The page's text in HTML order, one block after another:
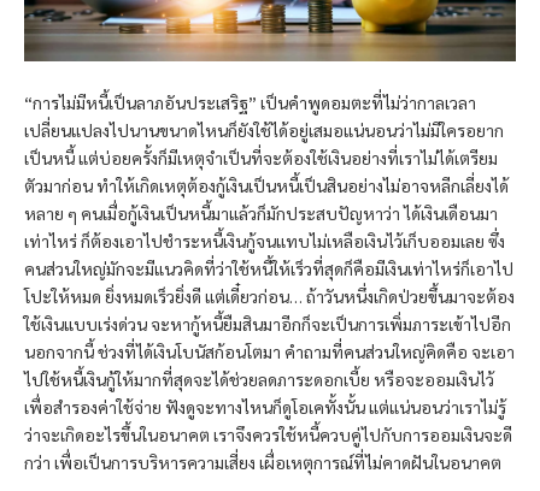
“การไม่มีหนี้เป็นลาภอันประเสริฐ” เป็นคำพูดอมตะที่ไม่ว่ากาลเวลา
เปลี่ยนแปลงไปนานขนาดไหนก็ยังใช้ได้อยู่เสมอแน่นอนว่าไม่มีใครอยาก
เป็นหนี้ แต่บ่อยครั้งก็มีเหตุจำเป็นที่จะต้องใช้เงินอย่างที่เราไม่ได้เตรียม
ตัวมาก่อน ทำให้เกิดเหตุต้องกู้เงินเป็นหนี้เป็นสินอย่างไม่อาจหลีกเลี่ยงได้
หลาย ๆ คนเมื่อกู้เงินเป็นหนี้มาแล้วก็มักประสบปัญหาว่า ได้เงินเดือนมา
เท่าไหร่ ก็ต้องเอาไปชำระหนี้เงินกู้จนแทบไม่เหลือเงินไว้เก็บออมเลย ซึ่ง
คนส่วนใหญ่มักจะมีแนวคิดที่ว่าใช้หนี้ให้เร็วที่สุดก็คือมีเงินเท่าไหร่ก็เอาไป
โปะให้หมด ยิ่งหมดเร็วยิ่งดี แต่เดี๋ยวก่อน… ถ้าวันหนึ่งเกิดป่วยขึ้นมาจะต้อง
ใช้เงินแบบเร่งด่วน จะหากู้หนี้ยืมสินมาอีกก็จะเป็นการเพิ่มภาระเข้าไปอีก
นอกจากนี้ ช่วงที่ได้เงินโบนัสก้อนโตมา คำถามที่คนส่วนใหญ่คิดคือ จะเอา
ไปใช้หนี้เงินกู้ให้มากที่สุดจะได้ช่วยลดภาระดอกเบี้ย หรือจะออมเงินไว้
เพื่อสำรองค่าใช้จ่าย ฟังดูจะทางไหนก็ดูโอเคทั้งนั้น แต่แน่นอนว่าเราไม่รู้
ว่าจะเกิดอะไรขึ้นในอนาคต เราจึงควรใช้หนี้ควบคู่ไปกับการออมเงินจะดี
กว่า เพื่อเป็นการบริหารความเสี่ยง เผื่อเหตุการณ์ที่ไม่คาดฝันในอนาคต